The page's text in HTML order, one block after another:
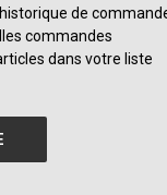
de
commandes
dans votre liste